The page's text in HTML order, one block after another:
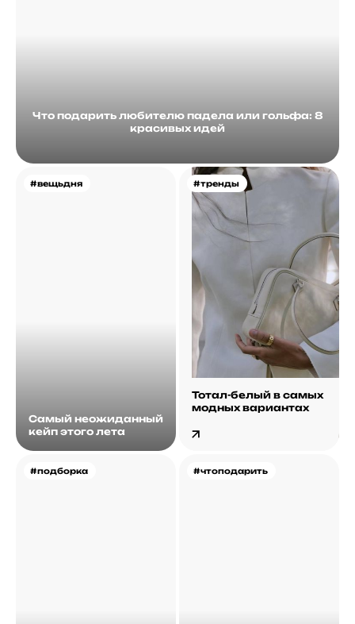
Что подарить любителю падела или гольфа: 8
красивых идей
#вещьдня
Самый неожиданный
кейп этого лета
#тренды
Тотал-белый в самых
модных вариантах
#подборка #чтоподарить